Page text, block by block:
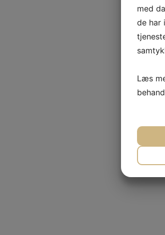
med
de har
Læs